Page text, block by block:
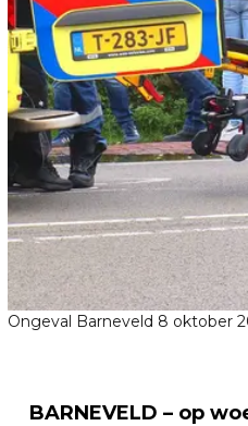
Ongeval Barneveld 8 oktober
BARNEVELD – op